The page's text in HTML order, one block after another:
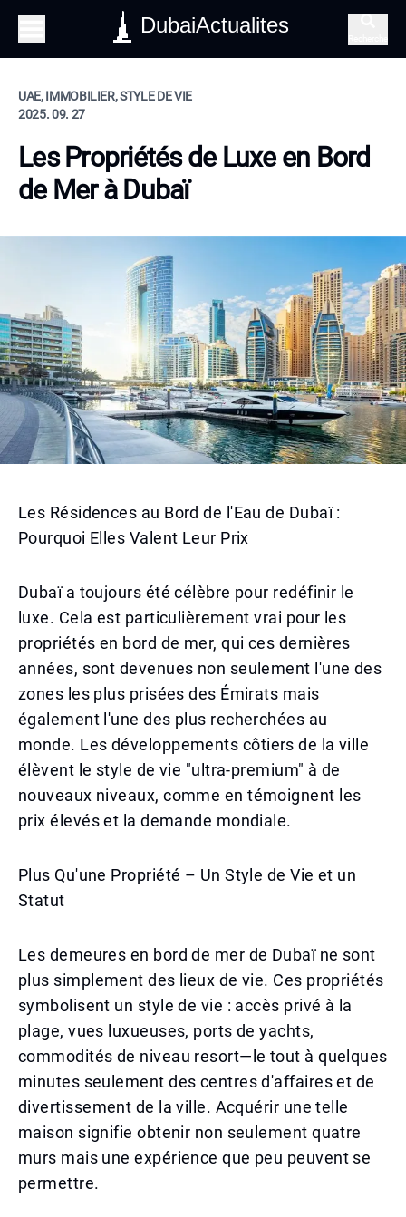
DubaiActualites
UAE, IMMOBILIER, STYLE DE VIE
2025. 09. 27
Les Propriétés de Luxe en Bord
de Mer à Dubaï
Les Résidences au Bord de l'Eau de Dubaï :
Pourquoi Elles Valent Leur Prix
Dubaï a toujours été célèbre pour redéfinir le
luxe. Cela est particulièrement vrai pour les
propriétés en bord de mer, qui ces dernières
années, sont devenues non seulement l'une des
zones les plus prisées des Émirats mais
également l'une des plus recherchées au
monde. Les développements côtiers de la ville
élèvent le style de vie "ultra-premium" à de
nouveaux niveaux, comme en témoignent les
prix élevés et la demande mondiale.
Plus Qu'une Propriété – Un Style de Vie et un
Statut
Les demeures en bord de mer de Dubaï ne sont
plus simplement des lieux de vie. Ces propriétés
symbolisent un style de vie : accès privé à la
plage, vues luxueuses, ports de yachts,
commodités de niveau resort—le tout à quelques
minutes seulement des centres d'affaires et de
divertissement de la ville. Acquérir une telle
maison signifie obtenir non seulement quatre
murs mais une expérience que peu peuvent se
permettre.